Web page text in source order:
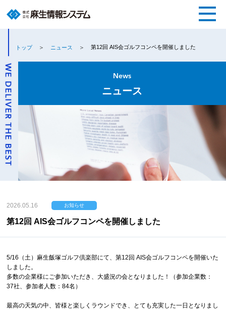
トップ ニュース 第12回 AIS会ゴルフコンペを開催しました
News
ニュース
2026.05.16 お知らせ
第12回 AIS会ゴルフコンペを開催しました
5/16（土）麻生飯塚ゴルフ倶楽部にて、第12回 AIS会ゴルフコンペを開催いた
しました。
多数の企業様にご参加いただき、大盛況の会となりました！（参加企業数：
37社、参加者人数：84名）
最高の天気の中、皆様と楽しくラウンドでき、とても充実した一日となりまし